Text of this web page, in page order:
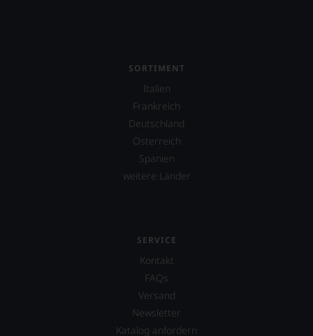
SORTIMENT
Italien
Frankreich
Deutschland
Österreich
Spanien
weitere Länder
SERVICE
Kontakt
FAQs
Versand
Newsletter
Katalog anfordern